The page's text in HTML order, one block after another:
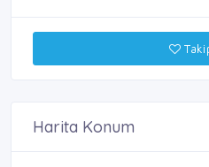
Harita Konum